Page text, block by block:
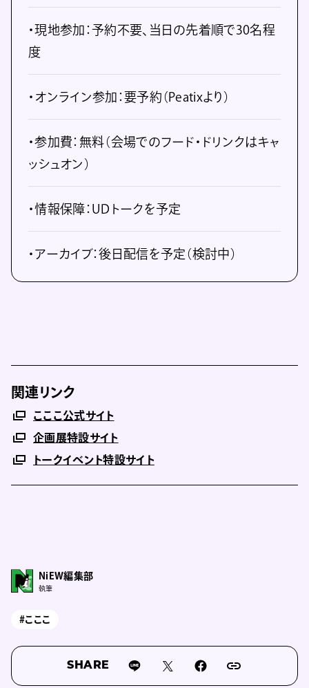
・現地参加：予約不要、当日の先着順で30名程
度
・オンライン参加：要予約（Peatixより）
・参加費：無料（会場でのフード・ドリンクはキャ
ッシュオン）
・情報保障：UDトークを予定
・アーカイブ：後日配信を予定（検討中）
関連リンク
こここ公式サイト
企画展特設サイト
トークイベント特設サイト
NiEW編集部
執筆
#こここ
SHARE